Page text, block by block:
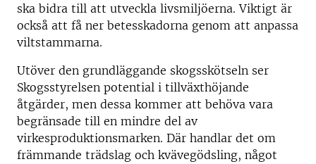
ska bidra till att utveckla livsmiljöerna. Viktigt är
också att få ner betesskadorna genom att anpassa
viltstammarna.
Utöver den grundläggande skogsskötseln ser
Skogsstyrelsen potential i tillväxthöjande
åtgärder, men dessa kommer att behöva vara
begränsade till en mindre del av
virkesproduktionsmarken. Där handlar det om
främmande trädslag och kvävegödsling, något